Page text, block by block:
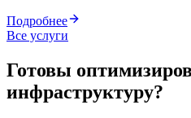
Подробнее
Все услуги
Готовы
инфраструктуру?